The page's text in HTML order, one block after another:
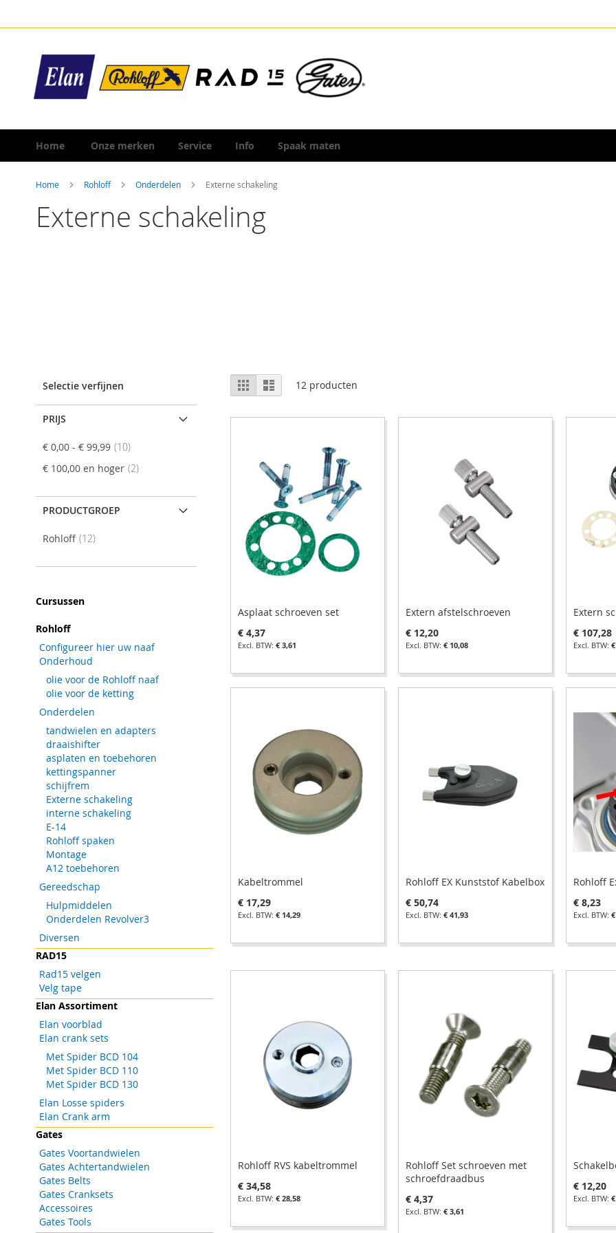
naar
inhoud
Home Onze merken Service Info Spaak maten
Home Rohloff Onderdelen Externe schakeling
Externe schakeling
Tonen
als
Foto-
tabel
Lijst 12 producten
Asplaat schroeven set
€ 4,37
€ 3,61
VOEG
TOE
AAN
VERLANGLIJST
TOEVOEGEN
OM
TE
VERGELIJKEN
Extern afstelschroeven
€ 12,20
€ 10,08
VOEG
TOE
AAN
VERLANGLIJST
TOEVOEGEN
OM
TE
VERGELIJKEN
Extern
€ 107,28
VOEG
TOE
AAN
VERLANGLIJST
TOEVOEGEN
OM
TE
VERGELIJKEN
VOEG
TOE
AAN
VERLANGLIJST
TOEVOEGEN
OM
TE
VERGELIJKEN
Kabeltrommel
€ 17,29
€ 14,29
In Winkelwagen
TOE
AAN
VERLANGLIJST
TOEVOEGEN
OM
TE
VERGELIJKEN
Rohloff EX Kunststof Kabelbox
€ 50,74
€ 41,93
In Winkelwagen
TOE
AAN
VERLANGLIJST
TOEVOEGEN
OM
TE
VERGELIJKEN
Rohloff
€ 8,23
In Winkelwagen
TOE
AAN
VERLANGLIJST
TOEVOEGEN
OM
TE
VERGELIJKEN
In Winkelwagen
VOEG
TOE
AAN
TOEVOEGEN
OM
VERGELIJKEN
Rohloff RVS kabeltrommel
€ 34,58
€ 28,58
In Winkelwagen
Rohloff Set schroeven met
schroefdraadbus
€ 4,37
€ 3,61
€ 12,20
In Winkelwagen
In Winkelwagen
Selectie verfijnen
PRIJS
€ 0,00 - € 99,99 10product
€ 100,00 en hoger 2product
PRODUCTGROEP
Rohloff 12product
Cursussen
Rohloff
Configureer hier uw naaf
Onderhoud
olie voor de Rohloff naaf
olie voor de ketting
Onderdelen
tandwielen en adapters
draaishifter
asplaten en toebehoren
kettingspanner
schijfrem
Externe schakeling
interne schakeling
E-14
Rohloff spaken
Montage
A12 toebehoren
Gereedschap
Hulpmiddelen
Onderdelen Revolver3
Diversen
RAD15
Rad15 velgen
Velg tape
Elan Assortiment
Elan voorblad
Elan crank sets
Met Spider BCD 104
Met Spider BCD 110
Met Spider BCD 130
Elan Losse spiders
Elan Crank arm
Gates
Gates Voortandwielen
Gates Achtertandwielen
Gates Belts
Gates Cranksets
Accessoires
Gates Tools